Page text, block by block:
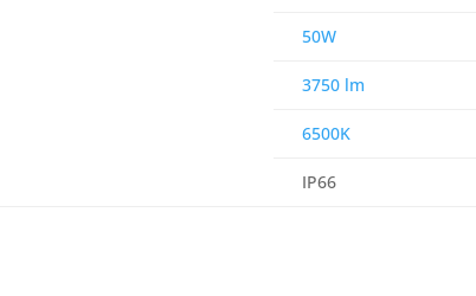
50W
3750 lm
6500K
IP66